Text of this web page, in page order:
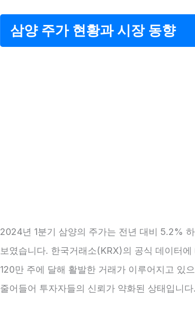
삼양 주가 현황과 시장 동향
2024년 1분기 삼양의 주가는 전년 대비 5.2%
보였습니다. 한국거래소(KRX)의 공식 데이터
120만 주에 달해 활발한 거래가 이루어지고 있
줄어들어 투자자들의 신뢰가 약화된 상태입니다.